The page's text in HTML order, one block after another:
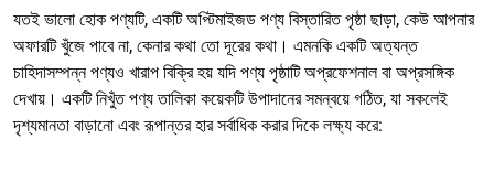
যতই ভালো হোক পণ্যটি, একটি অপ্টিমাইজড পণ্য বিস্তারিত পৃষ্ঠা ছাড়া, কেউ আপনার
অফারটি খুঁজে পাবে না, কেনার কথা তো দূরের কথা। এমনকি একটি অত্যন্ত
চাহিদাসম্পন্ন পণ্যও খারাপ বিক্রি হয় যদি পণ্য পৃষ্ঠাটি অপ্রফেশনাল বা অপ্রসঙ্গিক
দেখায়। একটি নিখুঁত পণ্য তালিকা কয়েকটি উপাদানের সমন্বয়ে গঠিত, যা সকলেই
দৃশ্যমানতা বাড়ানো এবং রূপান্তর হার সর্বাধিক করার দিকে লক্ষ্য করে: